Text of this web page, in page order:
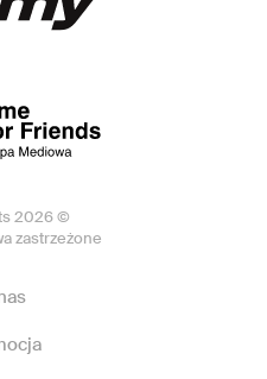
2026 ©
zastrzeżone